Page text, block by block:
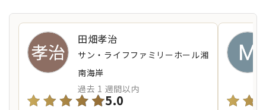
田畑孝治
サン・ライフファミリーホール湘
南海岸
過去 1 週間以内
5.0